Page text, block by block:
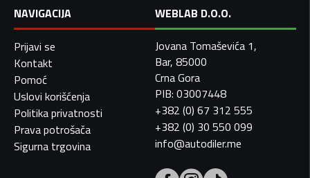
NAVIGACIJA
Prijavi se
Kontakt
Pomoć
Uslovi korišćenja
Politika privatnosti
Prava potrošača
Sigurna trgovina
WEBLAB D.O.O.
Jovana Tomaševića 1,
Bar, 85000
Crna Gora
PIB: 03007448
+382 (0) 67 312 555
+382 (0) 30 550 099
info@autodiler.me